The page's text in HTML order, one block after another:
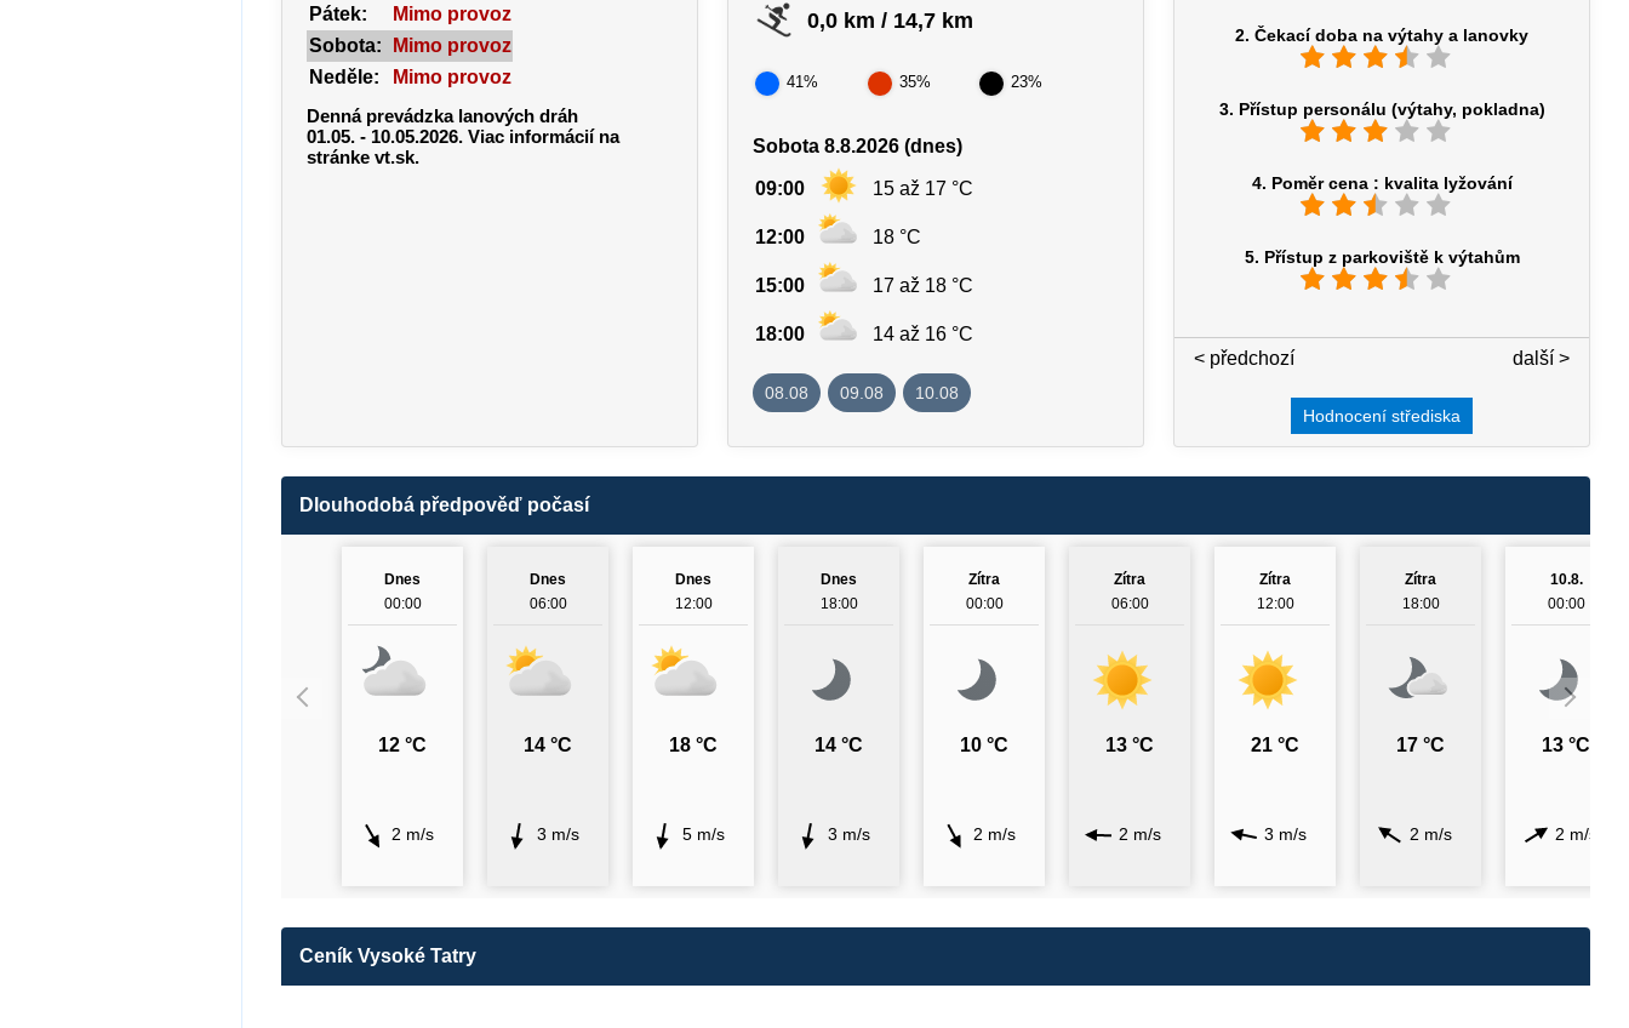
Pátek:
Mimo provoz
Sobota:
Mimo provoz
Neděle:
Mimo provoz
Denná prevádzka lanových dráh
01.05. - 10.05.2026. Viac informácií na
stránke vt.sk.
0,0 km / 14,7 km
41% 35% 23%
Sobota 8.8.2026 (dnes)
09:00 15 až 17 °C
12:00 18 °C
15:00 17 až 18 °C
18:00 14 až 16 °C
08.08 09.08 10.08
2. Čekací doba na výtahy a lanovky
3. Přístup personálu (výtahy, pokladna)
4. Poměr cena : kvalita lyžování
5. Přístup z parkoviště k výtahům
další >
< předchozí
Hodnocení střediska
Dlouhodobá předpověď počasí
Dnes
00:00
12 °C
2 m/s
Dnes
06:00
14 °C
3 m/s
Dnes
12:00
18 °C
5 m/s
Dnes
18:00
14 °C
3 m/s
Zítra
00:00
10 °C
2 m/s
Zítra
06:00
13 °C
2 m/s
Zítra
12:00
21 °C
3 m/s
Zítra
18:00
17 °C
2 m/s
10.8.
00:00
13 °C
2 m/s
Ceník Vysoké Tatry